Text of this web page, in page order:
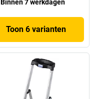
Binnen 7 werkdagen
Toon 6 varianten